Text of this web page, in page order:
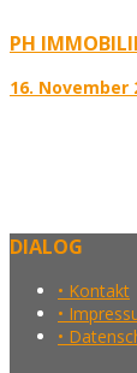
PH
16. November
DIALOG
• Kontakt
•
•